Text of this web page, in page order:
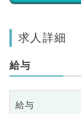
求人詳細
給与
給与